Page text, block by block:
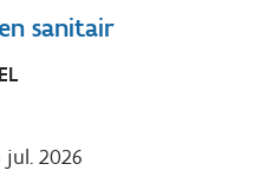
sanitair
jul. 2026